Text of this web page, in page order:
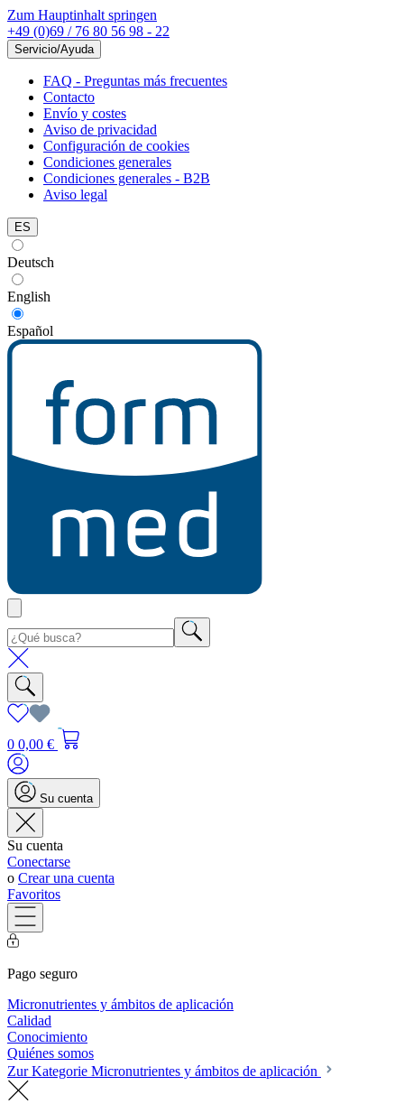
Zum Hauptinhalt springen
+49 (0)69 / 76 80 56 98 - 22
Servicio/Ayuda
FAQ - Preguntas más frecuentes
Contacto
Envío y costes
Aviso de privacidad
Configuración de cookies
Condiciones generales
Condiciones generales - B2B
Aviso legal
ES
Deutsch
English
Español
0 0,00 €
Su cuenta
Su cuenta
Conectarse
o Crear una cuenta
Favoritos
Pago seguro
Micronutrientes y ámbitos de aplicación
Calidad
Conocimiento
Quiénes somos
Zur Kategorie Micronutrientes y ámbitos de aplicación